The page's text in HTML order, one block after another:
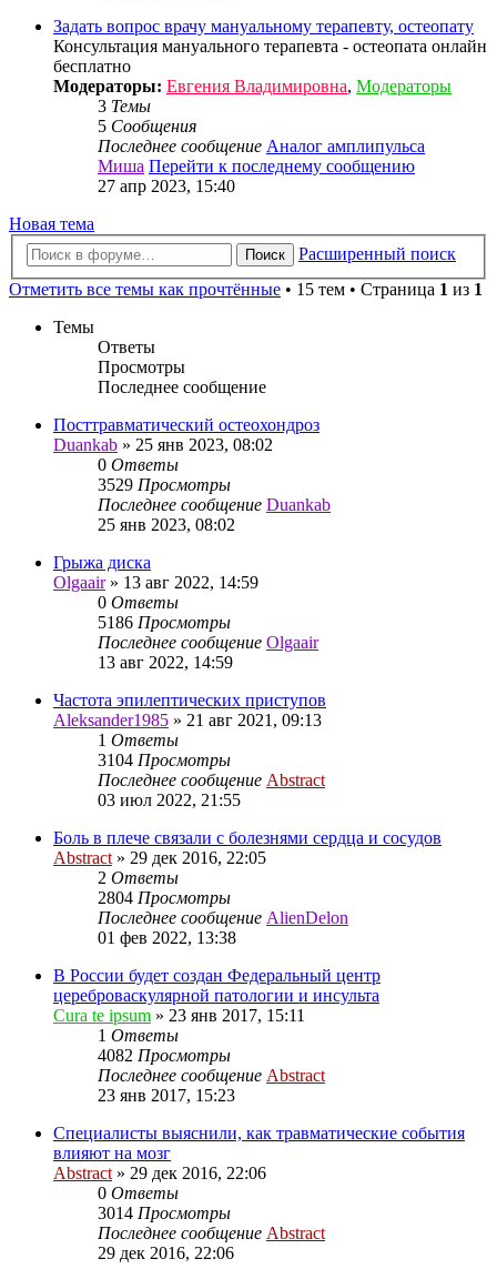
Задать вопрос врачу мануальному терапевту, остеопату
Консультация мануального терапевта - остеопата онлайн
бесплатно
Модераторы: Евгения Владимировна, Модераторы
3 Темы
5 Сообщения
Последнее сообщение Аналог амплипульса
Миша Перейти к последнему сообщению
27 апр 2023, 15:40
Новая тема
Поиск
Расширенный поиск
Отметить все темы как прочтённые • 15 тем • Страница 1 из 1
Темы
Ответы
Просмотры
Последнее сообщение
Посттравматический остеохондроз
Duankab » 25 янв 2023, 08:02
0 Ответы
3529 Просмотры
Последнее сообщение Duankab
25 янв 2023, 08:02
Грыжа диска
Olgaair» 13 авг 2022, 14:59
0 Ответы
5186 Просмотры
Последнее сообщение Olgaair
13 авг 2022, 14:59
Частота эпилептических приступов
Aleksander1985 » 21 авг 2021, 09:13
1 Ответы
3104 Просмотры
Последнее сообщение Abstract
03 июл 2022, 21:55
Боль в плече связали с болезнями сердца и сосудов
Abstract » 29 дек 2016, 22:05
2 Ответы
2804 Просмотры
Последнее сообщение AlienDelon
01 фев 2022, 13:38
В России будет создан Федеральный центр
цереброваскулярной патологии и инсульта
Cura te ipsum » 23 янв 2017, 15:11
1 Ответы
4082 Просмотры
Последнее сообщение Abstract
23 янв 2017, 15:23
Специалисты выяснили, как травматические события
влияют на мозг
Abstract » 29 дек 2016, 22:06
0 Ответы
3014 Просмотры
Последнее сообщение Abstract
29 дек 2016, 22:06